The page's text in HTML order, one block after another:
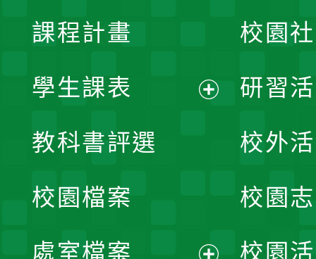
課程計畫
學生課表
單
教科書評選
校園檔案
處室檔案
校園
研習
校外
校園
校園